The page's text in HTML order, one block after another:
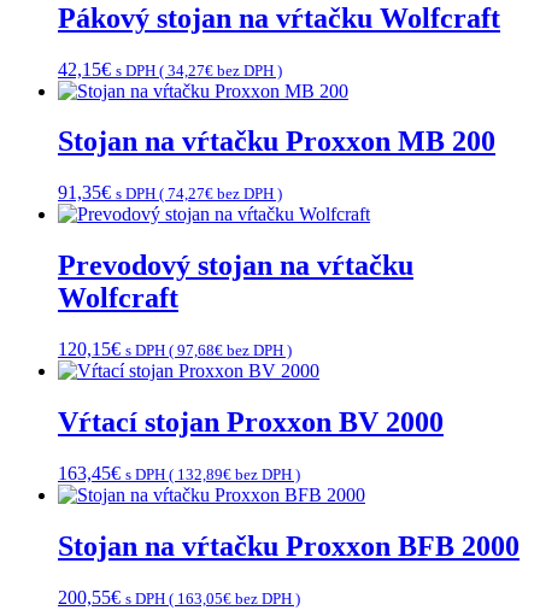
Pákový stojan na vŕtačku Wolfcraft
42,15€ s DPH ( 34,27€ bez DPH )
Stojan na vŕtačku Proxxon MB 200
91,35€ s DPH ( 74,27€ bez DPH )
Prevodový stojan na vŕtačku
Wolfcraft
120,15€ s DPH ( 97,68€ bez DPH )
Vŕtací stojan Proxxon BV 2000
163,45€ s DPH ( 132,89€ bez DPH )
Stojan na vŕtačku Proxxon BFB 2000
200,55€ s DPH ( 163,05€ bez DPH )